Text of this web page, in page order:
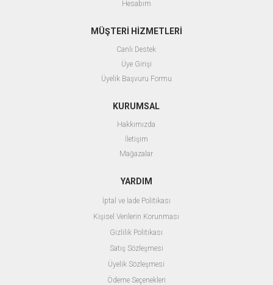
Hesabım
MÜŞTERİ HİZMETLERİ
Canlı Destek
Üye Girişi
Üyelik Başvuru Formu
KURUMSAL
Hakkımızda
İletişim
Mağazalar
YARDIM
İptal ve İade Politikası
Kişisel Verilerin Korunması
Gizlilik Politikası
Satış Sözleşmesi
Üyelik Sözleşmesi
Ödeme Seçenekleri